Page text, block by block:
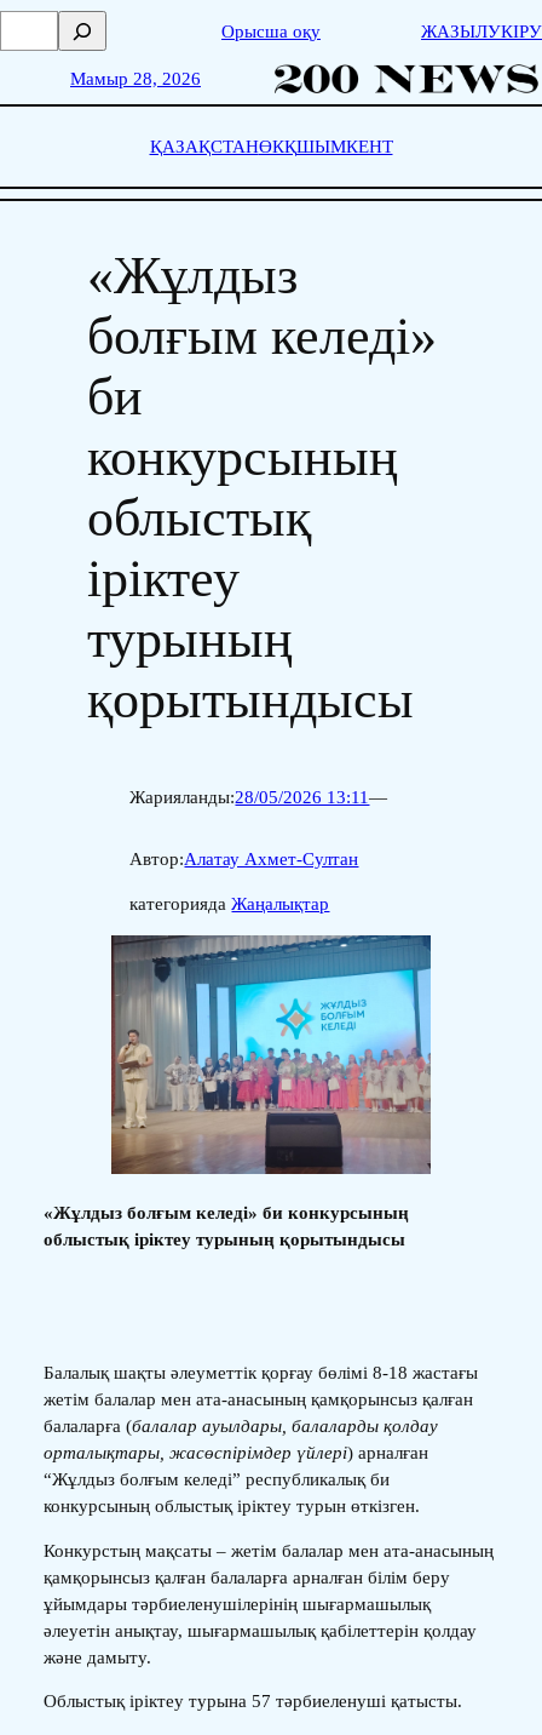
Skip
о
с
Орысша оқу ЖАЗЫЛУКІРУ
Мамыр 28, 2026
ҚАЗАҚСТАНӨКҚШЫМКЕНТ
«Жұлдыз
болғым келеді»
би
конкурсының
облыстық
іріктеу
турының
қорытындысы
Жарияланды:28/05/2026 13:11—
Автор:Алатау Ахмет-Султан
категориядаЖаңалықтар
«Жұлдыз болғым келеді» би конкурсының
облыстық іріктеу турының қорытындысы
Балалық шақты әлеуметтік қорғау бөлімі 8-18 жастағы
жетім балалар мен ата-анасының қамқорынсыз қалған
балаларға (балалар ауылдары, балаларды қолдау
орталықтары, жасөспірімдер үйлері) арналған
“Жұлдыз болғым келеді” республикалық би
конкурсының облыстық іріктеу турын өткізген.
Конкурстың мақсаты – жетім балалар мен ата-анасының
қамқорынсыз қалған балаларға арналған білім беру
ұйымдары тәрбиеленушілерінің шығармашылық
әлеуетін анықтау, шығармашылық қабілеттерін қолдау
және дамыту.
Облыстық іріктеу турына 57 тәрбиеленуші қатысты.